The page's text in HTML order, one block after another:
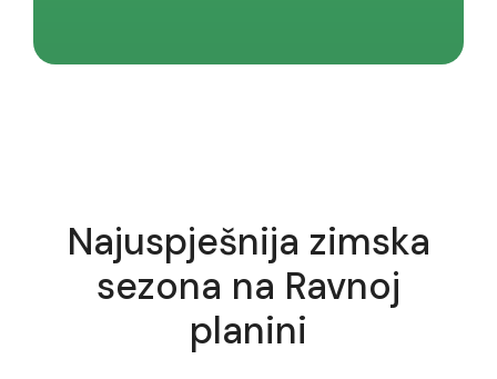
Najuspješnija zimska
sezona na Ravnoj
planini